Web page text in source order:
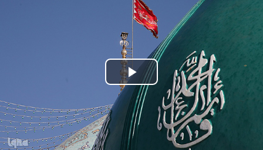
Play
Video